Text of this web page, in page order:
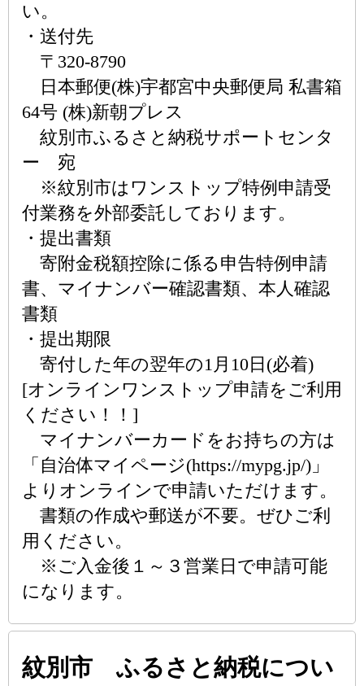
い。
・送付先
〒320-8790
日本郵便(株)宇都宮中央郵便局 私書箱
64号 (株)新朝プレス
紋別市ふるさと納税サポートセンタ
ー 宛
※紋別市はワンストップ特例申請受
付業務を外部委託しております。
・提出書類
寄附金税額控除に係る申告特例申請
書、マイナンバー確認書類、本人確認
書類
・提出期限
寄付した年の翌年の1月10日(必着)
[オンラインワンストップ申請をご利用
ください！！]
マイナンバーカードをお持ちの方は
「自治体マイページ(https://mypg.jp/)」
よりオンラインで申請いただけます。
書類の作成や郵送が不要。ぜひご利
用ください。
※ご入金後１～３営業日で申請可能
になります。
紋別市 ふるさと納税につい